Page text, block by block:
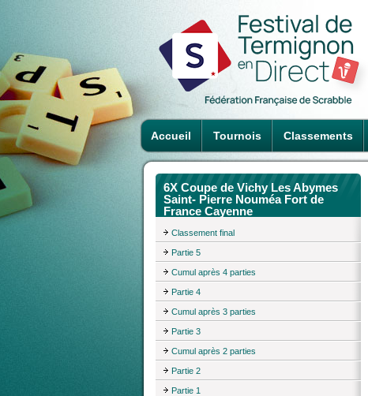
Accueil Tournois Classements
6X Coupe de Vichy Les Abymes
Saint- Pierre Nouméa Fort de
France Cayenne
Classement final
Partie 5
Cumul après 4 parties
Partie 4
Cumul après 3 parties
Partie 3
Cumul après 2 parties
Partie 2
Partie 1